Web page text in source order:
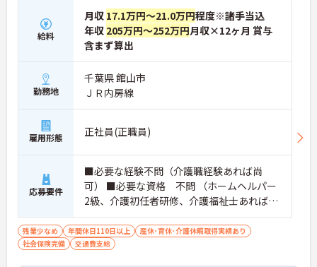
給料
月収 17.1万円～21.0万円程度※諸手当込
年収 205万円～252万円月収×12ヶ月 賞与
含まず算出
勤務地
千葉県 館山市
ＪＲ内房線
雇用形態 正社員(正職員)
応募要件
■必要な経験不問（介護職経験あれば尚
可） ■必要な資格 不問 （ホームヘルパー
2級、介護初任者研修、介護福祉士あれば尚
可） （普通自動車免許あれば尚可（AT限定
可））
残業少なめ 年間休日110日以上
産休･育休･介護休暇取得実績あり
社会保険完備
交通費支給